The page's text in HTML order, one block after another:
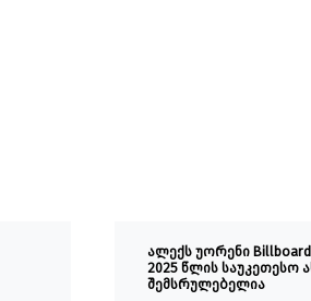
ალექს უორენი
2025 წლის საუკეთესო
შემსრულებელია